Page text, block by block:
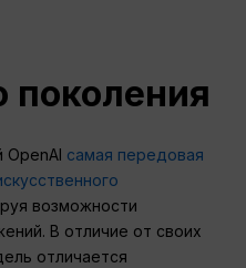
OpenAI самая передовая
возможности
В отличие от своих
отличается